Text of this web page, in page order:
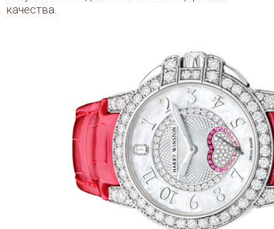
качества.